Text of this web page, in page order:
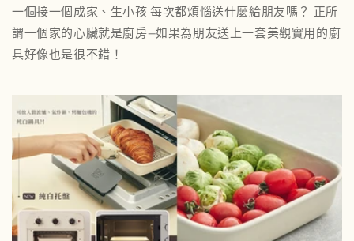
一個接一個成家、生小孩 每次都煩惱送什麼給朋友嗎？ 正所
謂一個家的心臟就是廚房—如果為朋友送上一套美觀實用的廚
具好像也是很不錯！